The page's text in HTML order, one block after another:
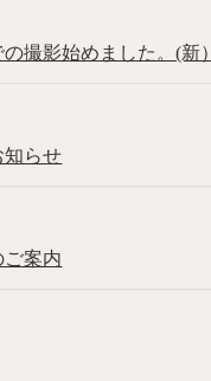
撮影始めました。(新）
知らせ
案内